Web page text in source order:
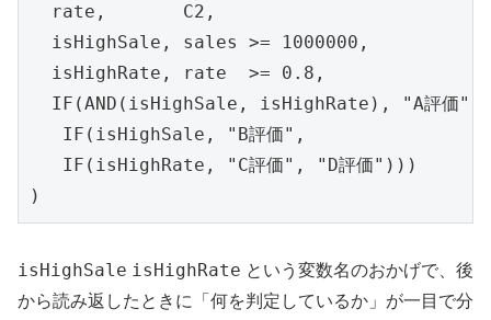
  rate,       C2,
  isHighSale, sales >= 1000000,
  isHighRate, rate  >= 0.8,
  IF(AND(isHighSale, isHighRate), "A評価",
   IF(isHighSale, "B評価",
   IF(isHighRate, "C評価", "D評価")))
)
isHighSale isHighRate という変数名のおかげで、後
から読み返したときに「何を判定しているか」が一目で分